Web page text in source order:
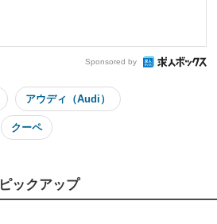
Sponsored by
アウディ（Audi）
クーペ
ピックアップ